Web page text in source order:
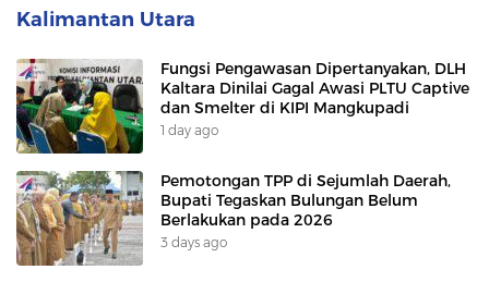
Kalimantan Utara
Fungsi Pengawasan Dipertanyakan, DLH
Kaltara Dinilai Gagal Awasi PLTU Captive
dan Smelter di KIPI Mangkupadi
1 day ago
Pemotongan TPP di Sejumlah Daerah,
Bupati Tegaskan Bulungan Belum
Berlakukan pada 2026
3 days ago